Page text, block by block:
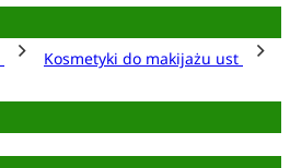
Kosmetyki do makijażu ust